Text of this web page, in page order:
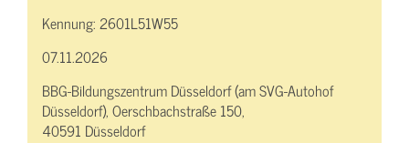
Kennung:2601L51W55
07.11.2026
BBG-Bildungszentrum Düsseldorf (am SVG-Autohof
Düsseldorf), Oerschbachstraße 150,
40591 Düsseldorf